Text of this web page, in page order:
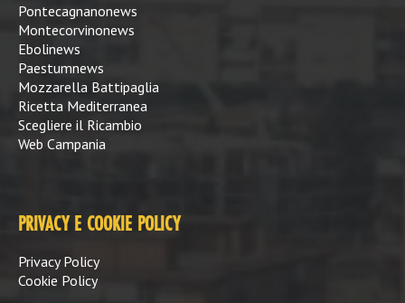
Pontecagnanonews
Montecorvinonews
Ebolinews
Paestumnews
Mozzarella Battipaglia
Ricetta Mediterranea
Scegliere il Ricambio
Web Campania
PRIVACY E COOKIE POLICY
Privacy Policy
Cookie Policy